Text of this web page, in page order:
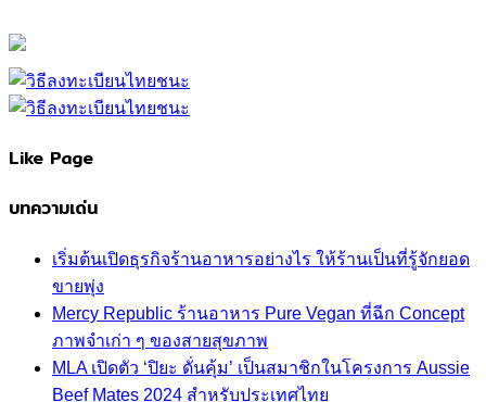
Like Page
บทความเด่น
เริ่มต้นเปิดธุรกิจร้านอาหารอย่างไร ให้ร้านเป็นที่รู้จักยอด
ขายพุ่ง
Mercy Republic ร้านอาหาร Pure Vegan ที่ฉีก Concept
ภาพจำเก่า ๆ ของสายสุขภาพ
MLA เปิดตัว ‘ปิยะ ดั่นคุ้ม’ เป็นสมาชิกในโครงการ Aussie
Beef Mates 2024 สำหรับประเทศไทย